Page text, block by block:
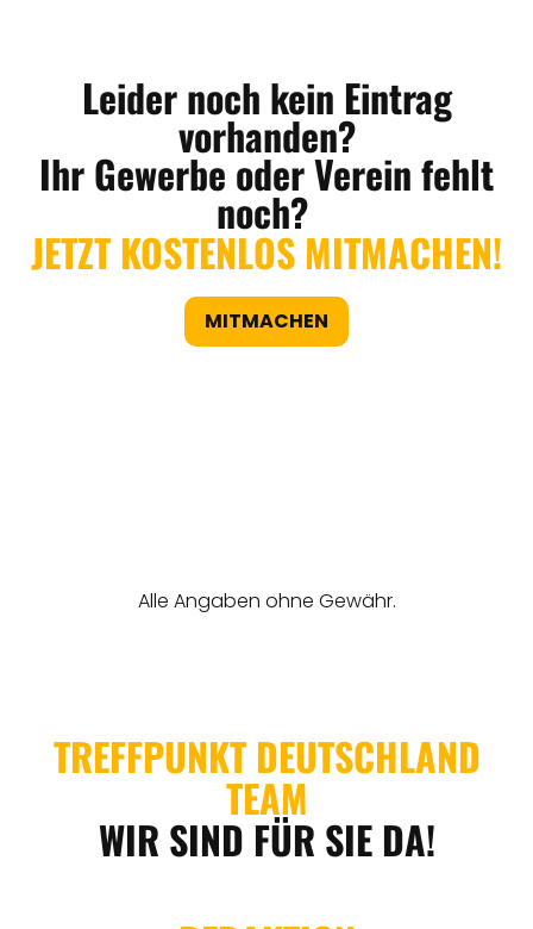
Leider noch kein Eintrag
vorhanden?
Ihr Gewerbe oder Verein fehlt
noch?
JETZT KOSTENLOS MITMACHEN!
MITMACHEN